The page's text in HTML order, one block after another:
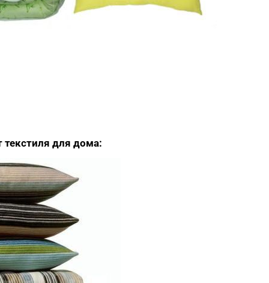
текстиля для дома: